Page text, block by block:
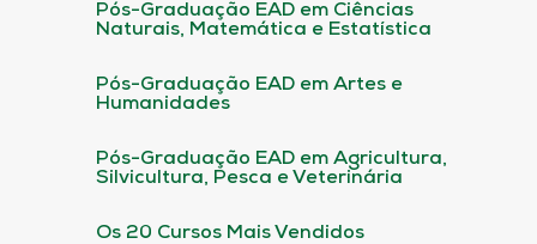
Pós-Graduação EAD em Ciências
Naturais, Matemática e Estatística
Pós-Graduação EAD em Artes e
Humanidades
Pós-Graduação EAD em Agricultura,
Silvicultura, Pesca e Veterinária
Os 20 Cursos Mais Vendidos